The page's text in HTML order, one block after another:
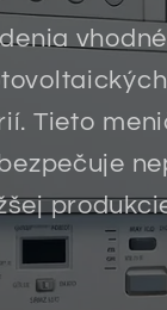
Tieto